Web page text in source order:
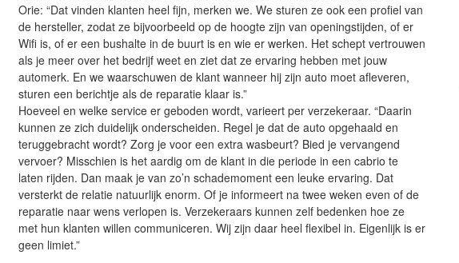
Orie: “Dat vinden klanten heel fijn, merken we. We sturen ze ook een profiel van
de hersteller, zodat ze bijvoorbeeld op de hoogte zijn van openingstijden, of er
Wifi is, of er een bushalte in de buurt is en wie er werken. Het schept vertrouwen
als je meer over het bedrijf weet en ziet dat ze ervaring hebben met jouw
automerk. En we waarschuwen de klant wanneer hij zijn auto moet afleveren,
sturen een berichtje als de reparatie klaar is.”
Hoeveel en welke service er geboden wordt, varieert per verzekeraar. “Daarin
kunnen ze zich duidelijk onderscheiden. Regel je dat de auto opgehaald en
teruggebracht wordt? Zorg je voor een extra wasbeurt? Bied je vervangend
vervoer? Misschien is het aardig om de klant in die periode in een cabrio te
laten rijden. Dan maak je van zo’n schademoment een leuke ervaring. Dat
versterkt de relatie natuurlijk enorm. Of je informeert na twee weken even of de
reparatie naar wens verlopen is. Verzekeraars kunnen zelf bedenken hoe ze
met hun klanten willen communiceren. Wij zijn daar heel flexibel in. Eigenlijk is er
geen limiet.”